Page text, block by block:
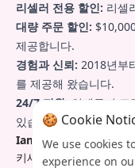
리셀러 전용 할인: 리셀
대량 주문 할인:
제공합니다.
경험과 신뢰: 2018년부
를 제공해 왔습니다.
24/7 지원: 언제든지 고
있습니다.
Iamprovider.com과
키세요.
🍪 Cookie
We use cookies
experience on